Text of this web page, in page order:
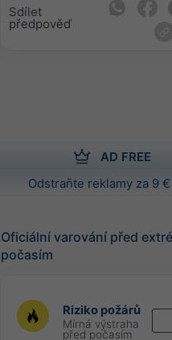
Sdílet
předpověď
AD FREE
Odstraňte reklamy za 9
Oficiální varování před
počasím
Riziko požárů
Mírná výstraha
před počasím